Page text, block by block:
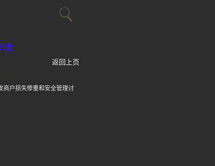
情
返回上页
商户损失惨重和安全管理讨